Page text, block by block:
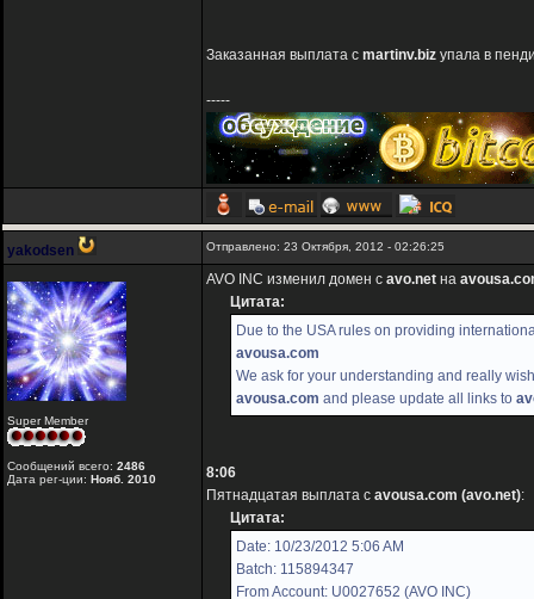
Заказанная выплата с martinv.biz упала в
-----
yakodsen Отправлено: 23 Октября, 2012 - 02:26:25
Super Member
Сообщений всего: 2486
Дата рег-ции: Нояб. 2010
AVO INC изменил домен с avo.net на
Цитата:
Due to the USA rules on providing
avousa.com
We ask for your understanding and really
avousa.com and please update all links to
8:06
Пятнадцатая выплата с avousa.com (avo.net):
Цитата:
Date: 10/23/2012 5:06 AM
Batch: 115894347
From Account: U0027652 (AVO INC)